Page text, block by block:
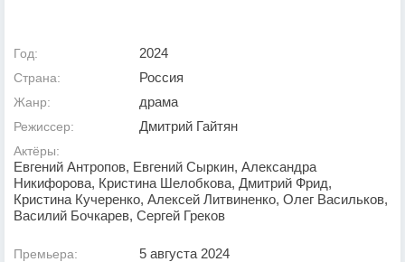
Год: 2024
Страна: Россия
Жанр: драма
Режиссер: Дмитрий Гайтян
Актёры:
Евгений Антропов, Евгений Сыркин, Александра
Никифорова, Кристина Шелобкова, Дмитрий Фрид,
Кристина Кучеренко, Алексей Литвиненко, Олег Васильков,
Василий Бочкарев, Сергей Греков
Премьера: 5 августа 2024